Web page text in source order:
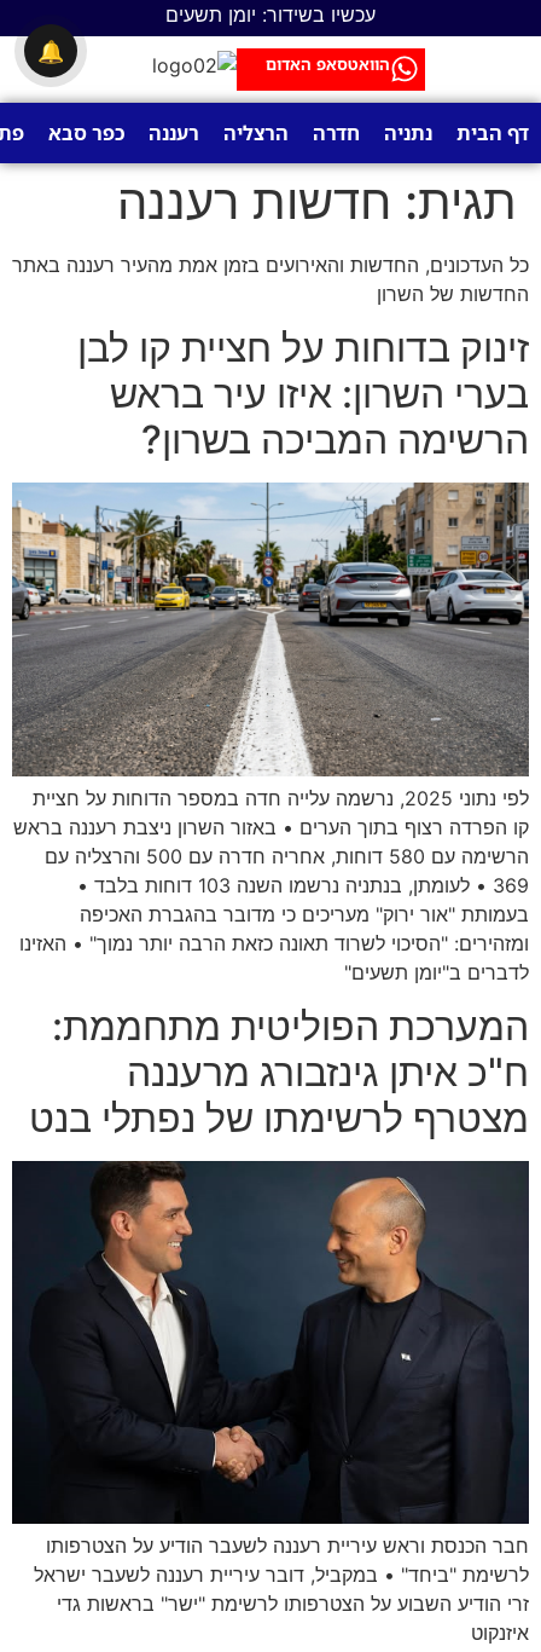
עכשיו בשידור: יומן תשעים
הוואטסאפ האדום
דף הבית נתניה חדרה הרצליה רעננה כפר סבא
תגית: חדשות רעננה
כל העדכונים, החדשות והאירועים בזמן אמת מהעיר רעננה באתר
החדשות של השרון
זינוק בדוחות על חציית קו לבן
בערי השרון: איזו עיר בראש
הרשימה המביכה בשרון?
לפי נתוני 2025, נרשמה עלייה חדה במספר הדוחות על חציית
קו הפרדה רצוף בתוך הערים • באזור השרון ניצבת רעננה בראש
הרשימה עם 580 דוחות, אחריה חדרה עם 500 והרצליה עם
369 • לעומתן, בנתניה נרשמו השנה 103 דוחות בלבד •
בעמותת "אור ירוק" מעריכים כי מדובר בהגברת האכיפה
ומזהירים: "הסיכוי לשרוד תאונה כזאת הרבה יותר נמוך" • האזינו
לדברים ב"יומן תשעים"
המערכת הפוליטית מתחממת:
ח"כ איתן גינזבורג מרעננה
מצטרף לרשימתו של נפתלי בנט
חבר הכנסת וראש עיריית רעננה לשעבר הודיע על הצטרפותו
לרשימת "ביחד" • במקביל, דובר עיריית רעננה לשעבר ישראל
זרי הודיע השבוע על הצטרפותו לרשימת "ישר" בראשות גדי
איזנקוט
🔔